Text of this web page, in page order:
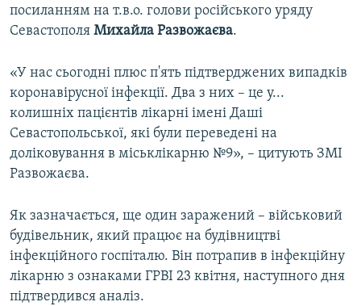
посиланням на т.в.о. голови російського уряду
Севастополя Михайла Развожаєва.
«У нас сьогодні плюс п'ять підтверджених випадків
коронавірусної інфекції. Два з них – це у...
колишніх пацієнтів лікарні імені Даші
Севастопольської, які були переведені на
доліковування в міськлікарню №9», – цитують ЗМІ
Развожаєва.
Як зазначається, ще один заражений – військовий
будівельник, який працює на будівництві
інфекційного госпіталю. Він потрапив в інфекційну
лікарню з ознаками ГРВІ 23 квітня, наступного дня
підтвердився аналіз.